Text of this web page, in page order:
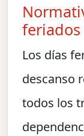
feriados
Los días
descanso
todos los